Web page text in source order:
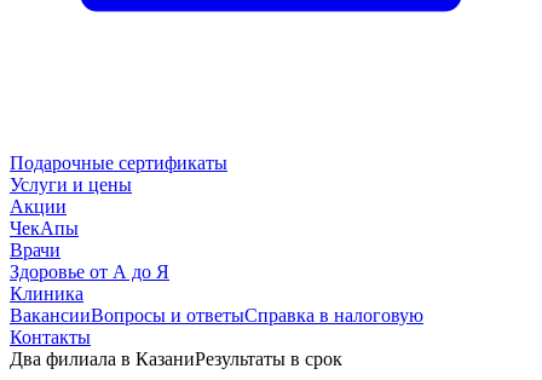
Подарочные сертификаты
Услуги и цены
Акции
ЧекАпы
Врачи
Здоровье от А до Я
Клиника
ВакансииВопросы и ответыСправка в налоговую
Контакты
Два филиала в КазаниРезультаты в срок